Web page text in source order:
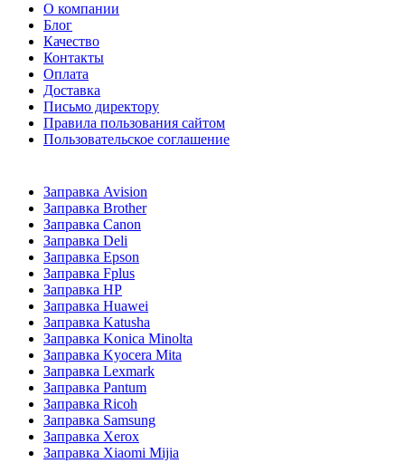
О компании
Блог
Качество
Контакты
Оплата
Доставка
Письмо директору
Правила пользования сайтом
Пользовательское соглашение
Заправка Avision
Заправка Brother
Заправка Canon
Заправка Deli
Заправка Epson
Заправка Fplus
Заправка HP
Заправка Huawei
Заправка Katusha
Заправка Konica Minolta
Заправка Kyocera Mita
Заправка Lexmark
Заправка Pantum
Заправка Ricoh
Заправка Samsung
Заправка Xerox
Заправка Xiaomi Mijia